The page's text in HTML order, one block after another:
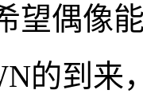
望偶像
的到来